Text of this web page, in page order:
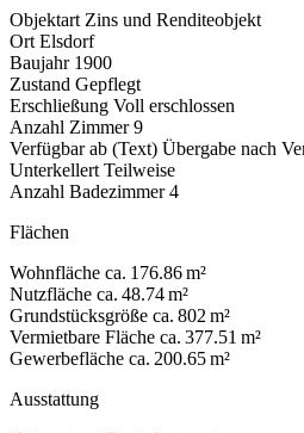
Objektart Zins und Renditeobjekt
Ort Elsdorf
Baujahr 1900
Zustand Gepflegt
Erschließung Voll erschlossen
Anzahl Zimmer 9
Verfügbar ab (Text) Übergabe nach
Unterkellert Teilweise
Anzahl Badezimmer 4
Flächen
Wohnfläche ca. 176.86 m²
Nutzfläche ca. 48.74 m²
Grundstücksgröße ca. 802 m²
Vermietbare Fläche ca. 377.51 m²
Gewerbefläche ca. 200.65 m²
Ausstattung